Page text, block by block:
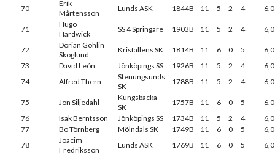
70
Erik
Mårtensson
Lunds ASK 1844B 11 5 2 4 6,0
71
Hugo
Hardwick
SS 4 Springare 1903B 11 5 2 4 6,0
72
Dorian Göhlin
Skoglund
Kristallens SK 1814B 11 6 0 5
6,0
73
David León Jönköpings SS 1926B 11 5 2 4
6,0
74
Alfred Thern
Stenungsunds
SK
1788B 11 5 2 4 6,0
75 Jon Siljedahl
Kungsbacka
SK
1757B 11 6 0 5
6,0
76
Isak Berntsson Jönköpings SS 1734B 11 5 2 4
6,0
77
Bo Törnberg Mölndals SK 1749B 11 6 0 5
6,0
78
Joacim
Fredriksson
Lunds ASK 1769B 11 6 0 5
6,0